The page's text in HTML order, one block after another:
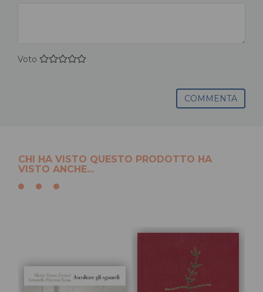
Voto
COMMENTA
CHI HA VISTO QUESTO PRODOTTO HA
VISTO ANCHE...